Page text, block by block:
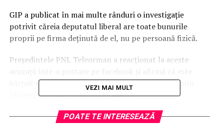
GIP a publicat în mai multe rânduri o investigație
potrivit căreia deputatul liberal are toate bunurile
proprii pe firma deținută de el, nu pe persoană fizică.
Președintele PNL Teleorman a reacționat la aceste
hărțuit de „oamenii lui Dan Voiculescu”, inclusiv prin
plângeri penale, de aproape 10 ani.
se află o decizie a sa de pe vremea când conducea
VEZI MAI MULT
POATE TE INTERESEAZĂ